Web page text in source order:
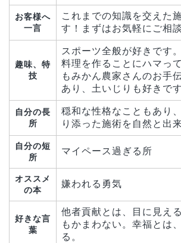
お客様へ
一言
これまでの知識を交えた
す！まずはお気軽にご相
趣味、特
技
スポーツ全般が好きです
料理を作ることにハマっ
もみかん農家さんのお手
あり、土いじりも好きです
自分の長
所
穏和な性格なこともあり
り添った施術を自然と出
自分の短
所
マイペース過ぎる所
オススメ
の本
嫌われる勇気
好きな言
葉
他者貢献とは、目に見え
もかまわない。幸福とは
る。